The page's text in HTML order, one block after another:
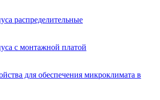
распределительные
с монтажной платой
для обеспечения микроклимата в